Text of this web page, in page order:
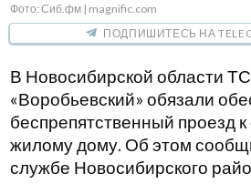
Фото: Сиб.фм | magnific.com
ПОДПИШИТЕСЬ НА
В Новосибирской области
«Воробьевский» обязали
беспрепятственный проезд к
жилому дому. Об этом
службе Новосибирского